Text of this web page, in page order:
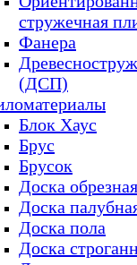
стружечная
Фанера
(ДСП)
Блок Хаус
Брус
Брусок
Доска обрезная
Доска
Доска пола
Доска